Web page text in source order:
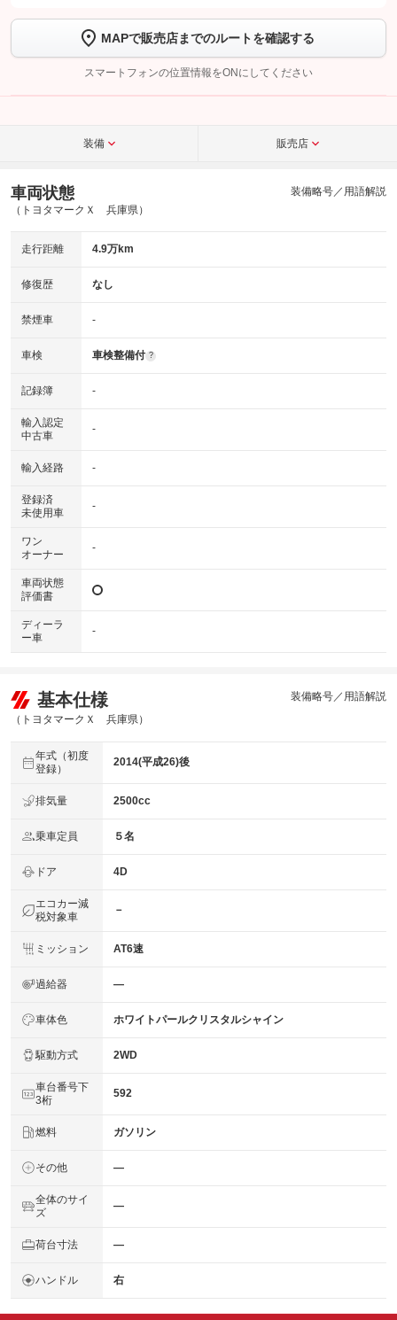
【STEP2】 トーク画面で
完了してください。
こちら
MAPで販売店までのルートを確認する
スマートフォンの位置情報をONにしてください
装備 販売店
車両状態
（トヨタマークＸ 兵庫県）
装備略号／用語解説
走行距離 4.9万km
修復歴 なし
禁煙車 -
車検 車検整備付 ?
記録簿 -
輸入認定
中古車
-
輸入経路 -
登録済
未使用車
-
ワン
オーナー
-
車両状態
評価書
ディーラ
ー車
-
基本仕様
（トヨタマークＸ 兵庫県）
装備略号／用語解説
年式（初度
登録）
2014(平成26)後
排気量 2500cc
乗車定員 ５名
ドア 4D
エコカー減
税対象車
－
ミッション AT6速
過給器 ―
車体色 ホワイトパールクリスタルシャイン
駆動方式 2WD
車台番号下
3桁
592
燃料 ガソリン
その他 ―
全体のサイ
ズ
―
荷台寸法 ―
ハンドル 右